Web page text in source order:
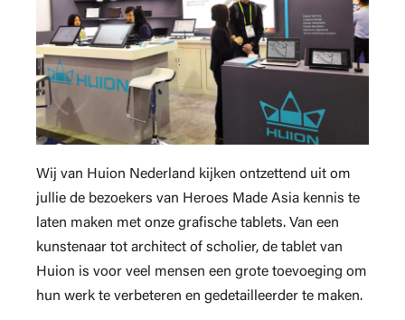
Wij van Huion Nederland kijken ontzettend uit om
jullie de bezoekers van Heroes Made Asia kennis te
laten maken met onze grafische tablets. Van een
kunstenaar tot architect of scholier, de tablet van
Huion is voor veel mensen een grote toevoeging om
hun werk te verbeteren en gedetailleerder te maken.